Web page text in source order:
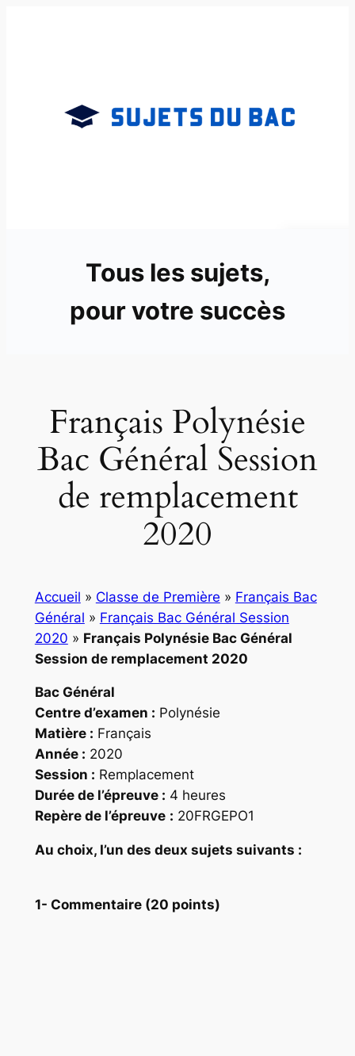
Tous les sujets,
pour votre succès
Français Polynésie
Bac Général Session
de remplacement
2020
Accueil » Classe de Première » Français Bac
Général » Français Bac Général Session
2020 » Français Polynésie Bac Général
Session de remplacement 2020
Bac Général
Centre d’examen : Polynésie
Matière : Français
Année : 2020
Session : Remplacement
Durée de l’épreuve : 4 heures
Repère de l’épreuve : 20FRGEPO1
Au choix, I’un des deux sujets suivants :
1- Commentaire (20 points)